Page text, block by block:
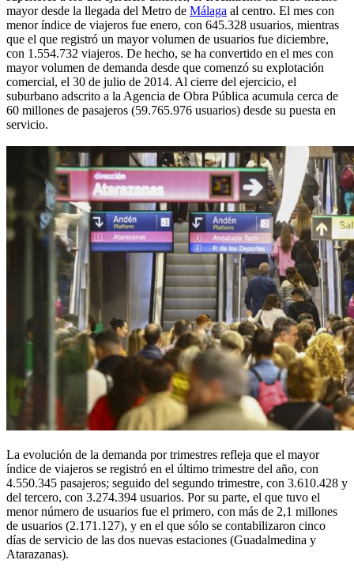
mayor desde la llegada del Metro de Málaga al centro. El mes con
menor índice de viajeros fue enero, con 645.328 usuarios, mientras
que el que registró un mayor volumen de usuarios fue diciembre,
con 1.554.732 viajeros. De hecho, se ha convertido en el mes con
mayor volumen de demanda desde que comenzó su explotación
comercial, el 30 de julio de 2014. Al cierre del ejercicio, el
suburbano adscrito a la Agencia de Obra Pública acumula cerca de
60 millones de pasajeros (59.765.976 usuarios) desde su puesta en
servicio.
La evolución de la demanda por trimestres refleja que el mayor
índice de viajeros se registró en el último trimestre del año, con
4.550.345 pasajeros; seguido del segundo trimestre, con 3.610.428 y
del tercero, con 3.274.394 usuarios. Por su parte, el que tuvo el
menor número de usuarios fue el primero, con más de 2,1 millones
de usuarios (2.171.127), y en el que sólo se contabilizaron cinco
días de servicio de las dos nuevas estaciones (Guadalmedina y
Atarazanas).